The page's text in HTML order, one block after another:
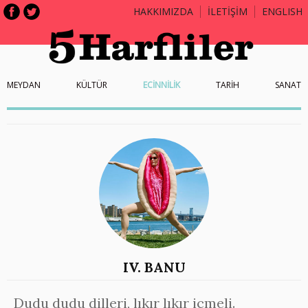
HAKKIMIZDA İLETİŞİM ENGLISH
MEYDAN KÜLTÜR ECİNNİLİK TARİH SANAT
IV. BANU
Dudu dudu dilleri, lıkır lıkır içmeli.